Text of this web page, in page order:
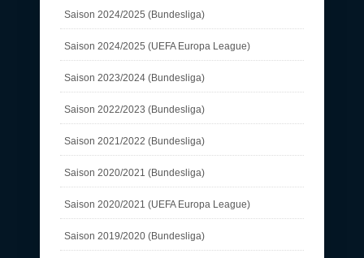
Saison 2024/2025 (Bundesliga)
Saison 2024/2025 (UEFA Europa League)
Saison 2023/2024 (Bundesliga)
Saison 2022/2023 (Bundesliga)
Saison 2021/2022 (Bundesliga)
Saison 2020/2021 (Bundesliga)
Saison 2020/2021 (UEFA Europa League)
Saison 2019/2020 (Bundesliga)